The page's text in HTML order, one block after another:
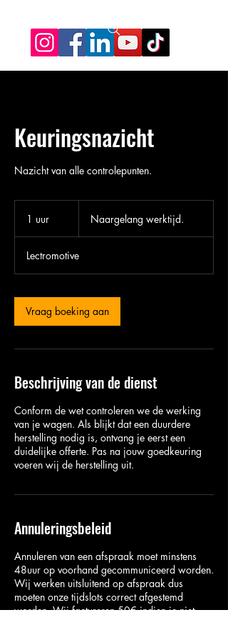
Keuringsnazicht
Nazicht van alle controlepunten.
1 uur Naargelang werktijd.
Lectromotive
Vraag boeking aan
Beschrijving van de dienst
Conform de wet controleren we de werking
van je wagen. Als blijkt dat een duurdere
herstelling nodig is, ontvang je eerst een
duidelijke offerte. Pas na jouw goedkeuring
voeren wij de herstelling uit.
Annuleringsbeleid
Annuleren van een afspraak moet minstens
48uur op voorhand gecommuniceerd worden.
Wij werken uitsluitend op afspraak dus
moeten onze tijdslots correct afgestemd
worden. Wij factureren 50€ indien je niet